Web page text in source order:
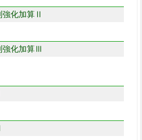
強化加算Ⅱ
強化加算Ⅲ